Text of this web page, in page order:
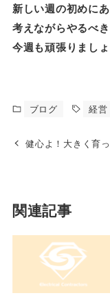
新しい週の初めに
考えながらやるべ
今週も頑張りましょ
ブログ 経営
健心よ！大きく育
関連記事